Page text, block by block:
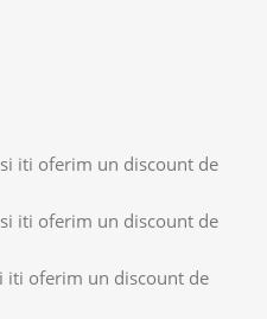
iti oferim un discount de
iti oferim un discount de
iti oferim un discount de